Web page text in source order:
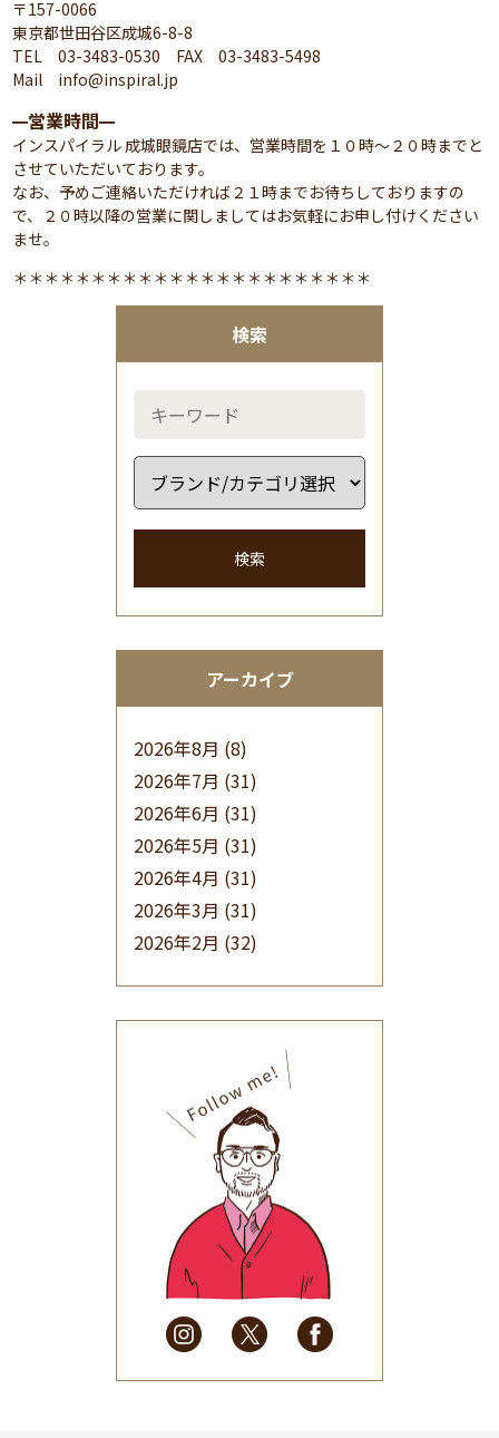
検索
検索
アーカイブ
2026年8月 (8)
2026年7月 (31)
2026年6月 (31)
2026年5月 (31)
2026年4月 (31)
2026年3月 (31)
2026年2月 (32)
(32)
2025年9月(30)
2025年8月(31)
2025年7月(37)
2025年6月(48)
2025年5月
(41)
2025年4月
(32)
2025年3月(31)
2025年2月
(28)
〒157-0066
東京都世田谷区成城6-8-8
TEL 03-3483-0530 FAX 03-3483-5498
Mail info@inspiral.jp
━営業時間━
インスパイラル 成城眼鏡店では、営業時間を１０時～２０時までと
させていただいております。
なお、予めご連絡いただければ２１時までお待ちしておりますの
で、２０時以降の営業に関しましてはお気軽にお申し付けください
ませ。
＊＊＊＊＊＊＊＊＊＊＊＊＊＊＊＊＊＊＊＊＊＊＊